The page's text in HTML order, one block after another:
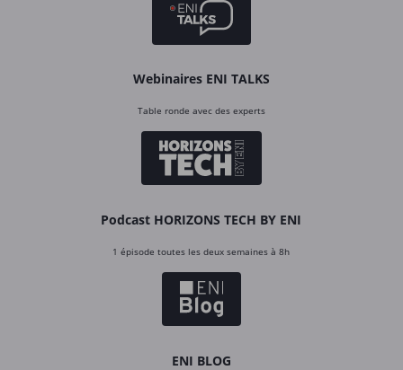
Webinaires ENI TALKS
Table ronde avec des experts
Podcast HORIZONS TECH BY ENI
1 épisode toutes les deux semaines à 8h
ENI BLOG